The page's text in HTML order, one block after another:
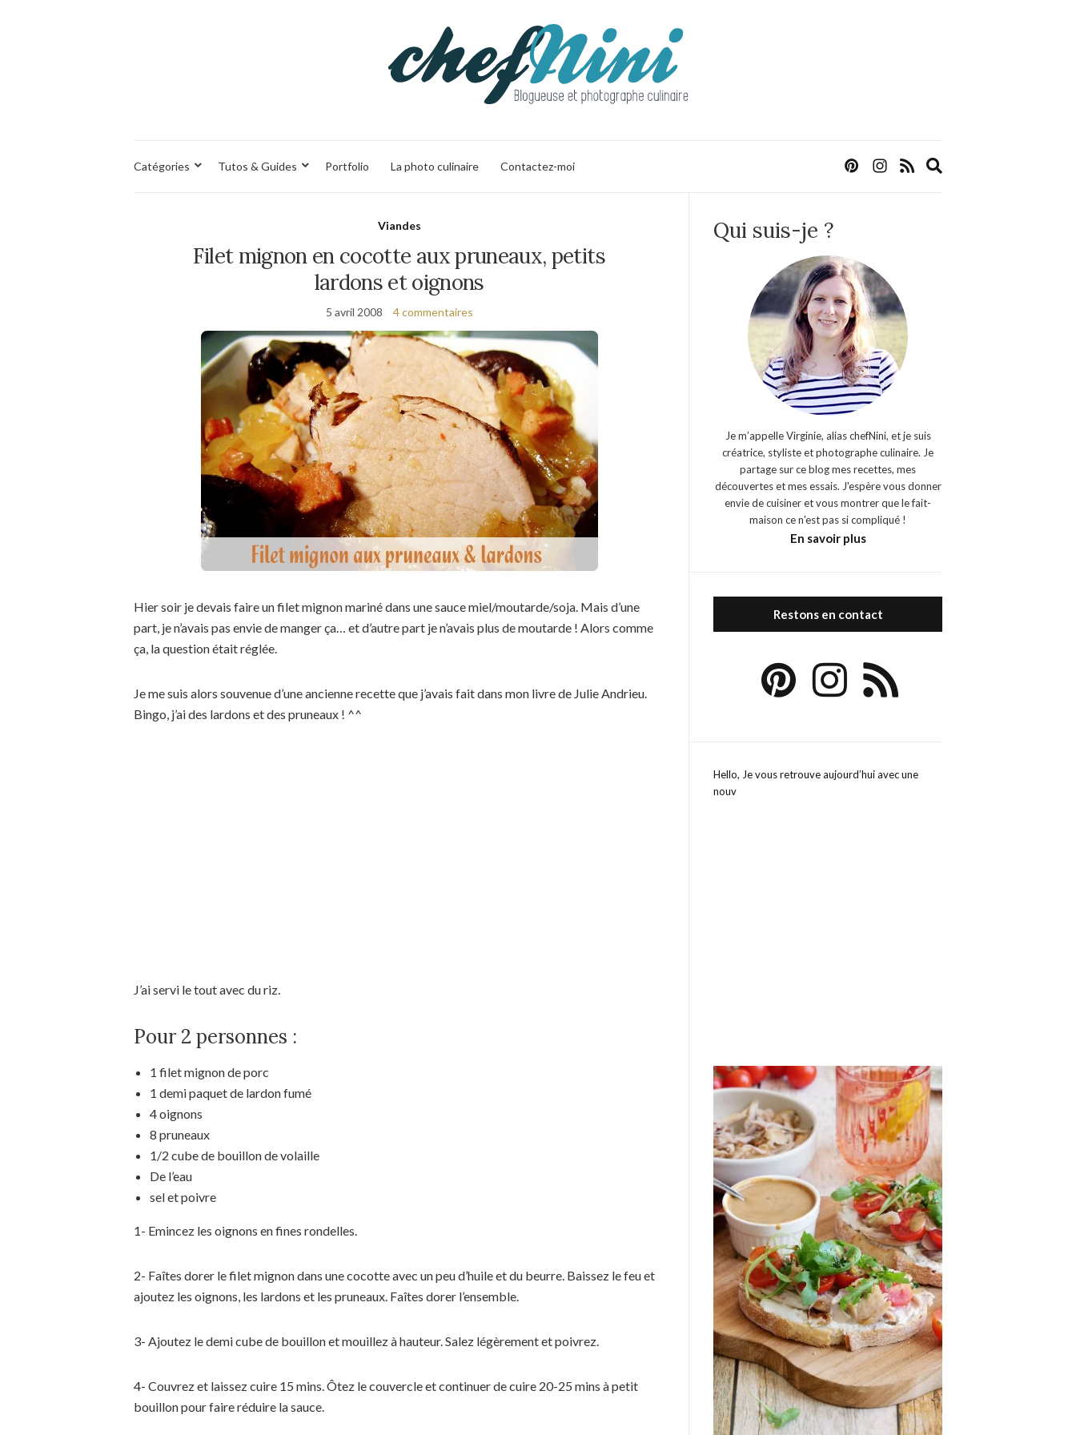
Catégories Tutos & Guides Portfolio La photo culinaire Contactez-moi
Viandes
Filet mignon en cocotte aux pruneaux, petits
lardons et oignons
5 avril 2008 4 commentaires
Hier soir je devais faire un filet mignon mariné dans une sauce miel/moutarde/soja. Mais d’une
part, je n’avais pas envie de manger ça… et d’autre part je n’avais plus de moutarde ! Alors comme
ça, la question était réglée.
Je me suis alors souvenue d’une ancienne recette que j’avais fait dans mon livre de Julie Andrieu.
Bingo, j’ai des lardons et des pruneaux ! ^^
J’ai servi le tout avec du riz.
Pour 2 personnes :
1 filet mignon de porc
1 demi paquet de lardon fumé
4 oignons
8 pruneaux
1/2 cube de bouillon de volaille
De l’eau
sel et poivre
1- Emincez les oignons en fines rondelles.
2- Faîtes dorer le filet mignon dans une cocotte avec un peu d’huile et du beurre. Baissez le feu et
ajoutez les oignons, les lardons et les pruneaux. Faîtes dorer l’ensemble.
3- Ajoutez le demi cube de bouillon et mouillez à hauteur. Salez légèrement et poivrez.
4- Couvrez et laissez cuire 15 mins. Ôtez le couvercle et continuer de cuire 20-25 mins à petit
bouillon pour faire réduire la sauce.
Qui suis-je ?
Je m’appelle Virginie, alias chefNini, et je suis
créatrice, styliste et photographe culinaire. Je
partage sur ce blog mes recettes, mes
découvertes et mes essais. J'espère vous donner
envie de cuisiner et vous montrer que le fait-
maison ce n'est pas si compliqué !
En savoir plus
Restons en contact
Hello, Je vous retrouve aujourd’hui avec une
nouv